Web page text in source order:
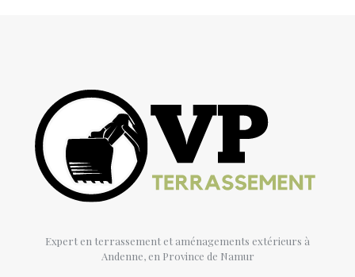
Expert en terrassement et aménagements extérieurs à
Andenne, en Province de Namur